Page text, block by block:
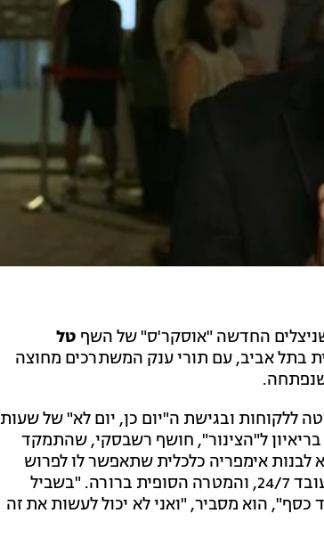
החדשה "אוסקר'ס" של השף טל
בתל אביב, עם תורי ענק המשתרכים מחוצה
שנפתחה.
ללקוחות ובגישת ה"יום כן, יום לא" של שעות
ל"הצינור", חושף רשבסקי, שהתמקד
אימפריה כלכלית שתאפשר לו לפרוש
מוקדם. הוא מודה כי למרות ההצהרות, בשלב ההקמה הוא עובד 24/7, והמטרה הסופית ברורה. "בשביל
אני צריך הרבה מאוד כסף", הוא מסביר, "ואני לא יכול לעשות את זה